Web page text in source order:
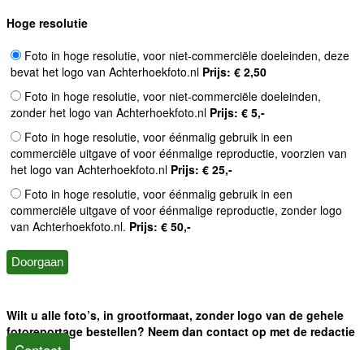
Hoge resolutie
Foto in hoge resolutie, voor niet-commerciële doeleinden, deze
bevat het logo van Achterhoekfoto.nl Prijs: € 2,50
Foto in hoge resolutie, voor niet-commerciële doeleinden,
zonder het logo van Achterhoekfoto.nl Prijs: € 5,-
Foto in hoge resolutie, voor éénmalig gebruik in een
commerciële uitgave of voor éénmalige reproductie, voorzien van
het logo van Achterhoekfoto.nl Prijs: € 25,-
Foto in hoge resolutie, voor éénmalig gebruik in een
commerciële uitgave of voor éénmalige reproductie, zonder logo
van Achterhoekfoto.nl. Prijs: € 50,-
Wilt u alle foto’s, in grootformaat, zonder logo van de gehele
fotoreportage bestellen? Neem dan contact op met de redactie